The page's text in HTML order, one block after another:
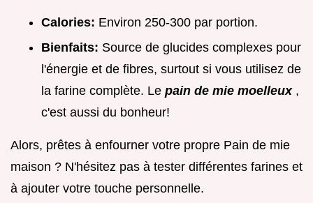
Calories: Environ 250-300 par portion.
Bienfaits: Source de glucides complexes pour
l'énergie et de fibres, surtout si vous utilisez de
la farine complète. Le pain de mie moelleux ,
c'est aussi du bonheur!
Alors, prêtes à enfourner votre propre Pain de mie
maison ? N'hésitez pas à tester différentes farines et
à ajouter votre touche personnelle.